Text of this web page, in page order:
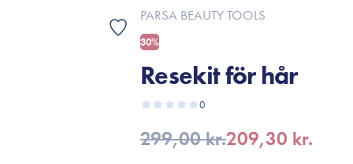
Bodylotion
Kroppsolja
Handvård
PARSA BEAUTY TOOLS
30%
Resekit för hår
0
299,00 kr.209,30 kr.